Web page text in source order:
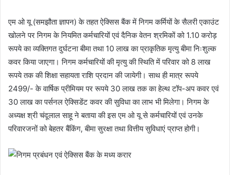
एम ओ यू (समझौता ज्ञापन) के तहत ऐक्सिस बैंक में निगम कर्मियों के सैलरी एकाउंट
खोलने पर निगम के नियमित कर्मचारियों एवं दैनिक वेतन श्रमिकों को 1.10 करोड़
रूपये का व्यक्तिगत दुर्घटना बीमा तथा 10 लाख का प्राकृतिक मृत्यु बीमा निःशुल्क
कवर किया जाएगा। निगम कर्मचारियों की मृत्यु की स्थिति में परिवार को 8 लाख
रूपये तक की शिक्षा सहायता राशि प्रदान की जायेगी। साथ ही मात्र रूपये
2499/- के वार्षिक प्रीमियम पर रूपये 30 लाख तक का हेल्थ टॉप-अप कवर एवं
30 लाख का पर्सनल ऐक्सिडेंट कवर की सुविधा का लाभ भी मिलेगा। निगम के
अध्यक्ष श्री चंदूलाल साहू ने बताया की इस एम ओ यू से कर्मचारियों एवं उनके
परिवारजनों को बेहतर बैंकिंग, बीमा सुरक्षा तथा वित्तीय सुविधाएं प्राप्त होगी।